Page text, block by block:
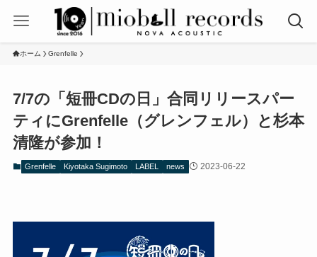
ホーム Grenfelle
7/7の「短冊CDの日」合同リリースパー
ティにGrenfelle（グレンフェル）と杉本
清隆が参加！
Grenfelle Kiyotaka Sugimoto LABEL news 2023-06-22